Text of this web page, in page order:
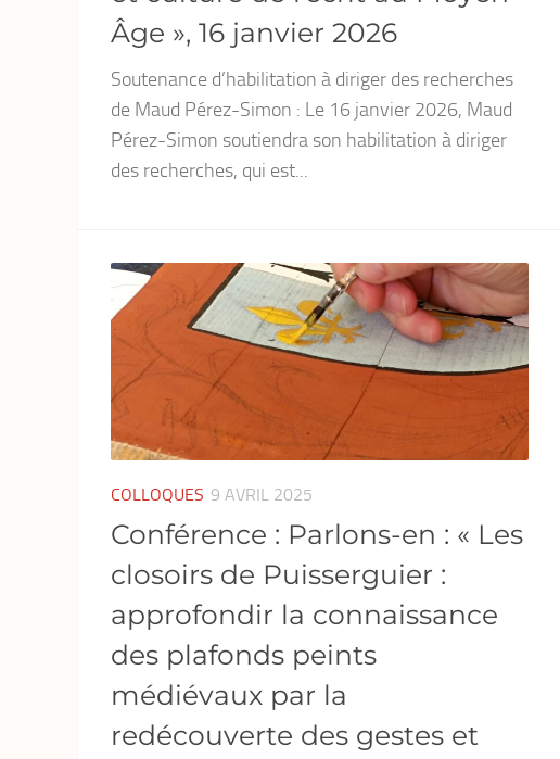
Âge », 16 janvier 2026
Soutenance d’habilitation à diriger des recherches
de Maud Pérez-Simon : Le 16 janvier 2026, Maud
Pérez-Simon soutiendra son habilitation à diriger
des recherches, qui est...
COLLOQUES 9 AVRIL 2025
Conférence : Parlons-en : « Les
closoirs de Puisserguier :
approfondir la connaissance
des plafonds peints
médiévaux par la
redécouverte des gestes et